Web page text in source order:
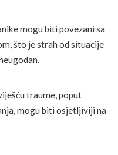
mogu biti povezani sa
što je strah od situacije
traume, poput
mogu biti osjetljiviji na